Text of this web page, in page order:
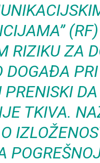
RIZIKU ZA
DOGAĐA
PRENISKI
TKIVA.